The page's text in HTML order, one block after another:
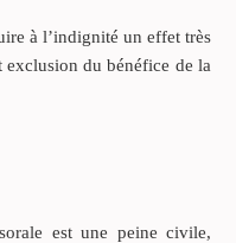
à l’indignité un effet très
du bénéfice de la
est une peine civile,